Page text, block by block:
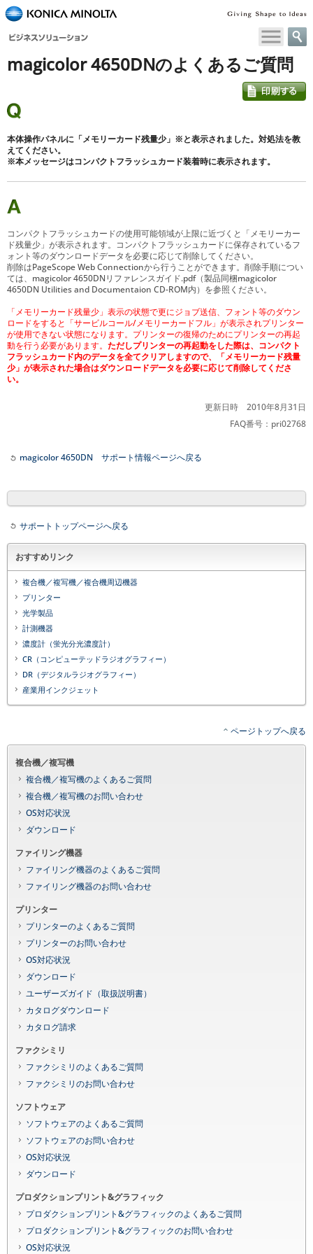
ペ
ー
内
用
の
リ
ン
ク
で
へ
移
動
し
す
magicolor 4650DNのよくあるご質問
本体操作パネルに「メモリーカード残量少」※と表示されました。対処法を教
えてください。
※本メッセージはコンパクトフラッシュカード装着時に表示されます。
コンパクトフラッシュカードの使用可能領域が上限に近づくと「メモリーカー
ド残量少」が表示されます。コンパクトフラッシュカードに保存されているフ
ォント等のダウンロードデータを必要に応じて削除してください。
削除はPageScope Web Connectionから行うことができます。削除手順につい
ては、magicolor 4650DNリファレンスガイド.pdf（製品同梱magicolor
4650DN Utilities and Documentaion CD-ROM内）を参照ください。
「メモリーカード残量少」表示の状態で更にジョブ送信、フォント等のダウン
ロードをすると「サービルコール/メモリーカードフル」が表示されプリンター
が使用できない状態になります。プリンターの復帰のためにプリンターの再起
動を行う必要があります。 ただしプリンターの再起動をした際は、コンパクト
フラッシュカード内のデータを全てクリアしますので、「メモリーカード残量
少」が表示された場合はダウンロードデータを必要に応じて削除してくださ
い。
更新日時 2010年8月31日
FAQ番号：pri02768
magicolor 4650DN サポート情報ページへ戻る
サポートトップページへ戻る
おすすめリンク
複合機／複写機／複合機周辺機器
プリンター
光学製品
計測機器
濃度計（蛍光分光濃度計）
CR（コンピューテッドラジオグラフィー）
DR（デジタルラジオグラフィー）
産業用インクジェット
ページトップへ戻る
複合機／複写機
複合機／複写機のよくあるご質問
複合機／複写機のお問い合わせ
OS対応状況
ダウンロード
ファイリング機器
ファイリング機器のよくあるご質問
ファイリング機器のお問い合わせ
プリンター
プリンターのよくあるご質問
プリンターのお問い合わせ
OS対応状況
ダウンロード
ユーザーズガイド（取扱説明書）
カタログダウンロード
カタログ請求
ファクシミリ
ファクシミリのよくあるご質問
ファクシミリのお問い合わせ
ソフトウェア
ソフトウェアのよくあるご質問
ソフトウェアのお問い合わせ
OS対応状況
ダウンロード
プロダクションプリント&グラフィック
プロダクションプリント&グラフィックのよくあるご質問
プロダクションプリント&グラフィックのお問い合わせ
OS対応状況